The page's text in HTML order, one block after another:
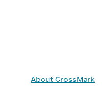
About CrossMark